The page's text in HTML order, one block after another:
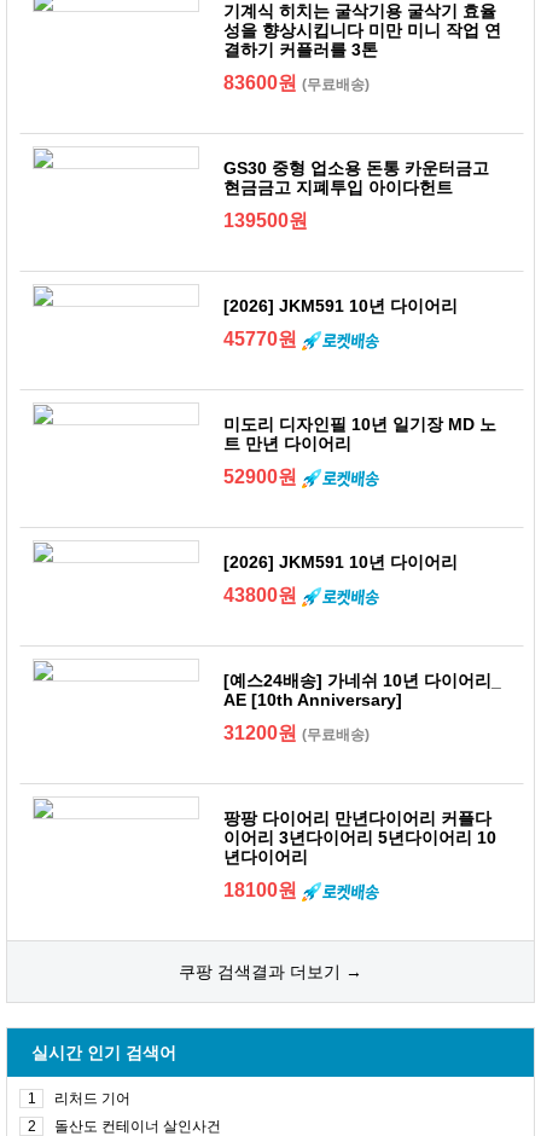
기계식 히치는 굴삭기용 굴삭기 효율
성을 향상시킵니다 미만 미니 작업 연
결하기 커플러를 3톤
83600원(무료배송)
GS30 중형 업소용 돈통 카운터금고
현금금고 지폐투입 아이다헌트
139500원
[2026] JKM591 10년 다이어리
45770원
미도리 디자인필 10년 일기장 MD 노
트 만년 다이어리
52900원
[2026] JKM591 10년 다이어리
43800원
[예스24배송] 가네쉬 10년 다이어리_
AE [10th Anniversary]
31200원(무료배송)
팡팡 다이어리 만년다이어리 커플다
이어리 3년다이어리 5년다이어리 10
년다이어리
18100원
쿠팡 검색결과 더보기 →
실시간 인기 검색어
1
리처드 기어
2
돌산도 컨테이너 살인사건